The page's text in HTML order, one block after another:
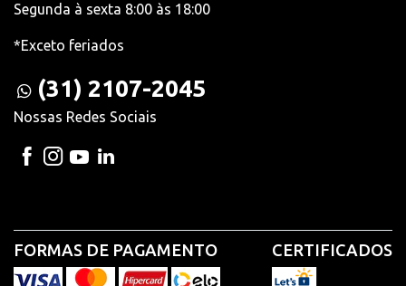
Segunda à sexta 8:00 às 18:00
*Exceto feriados
(31) 2107-2045
Nossas Redes Sociais
FORMAS DE PAGAMENTO CERTIFICADOS